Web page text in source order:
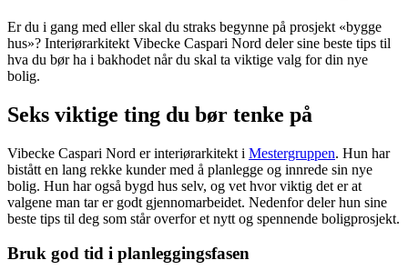
Er du i gang med eller skal du straks begynne på prosjekt «bygge
hus»? Interiørarkitekt Vibecke Caspari Nord deler sine beste tips til
hva du bør ha i bakhodet når du skal ta viktige valg for din nye
bolig.
Seks viktige ting du bør tenke på
Vibecke Caspari Nord er interiørarkitekt i Mestergruppen. Hun har
bistått en lang rekke kunder med å planlegge og innrede sin nye
bolig. Hun har også bygd hus selv, og vet hvor viktig det er at
valgene man tar er godt gjennomarbeidet. Nedenfor deler hun sine
beste tips til deg som står overfor et nytt og spennende boligprosjekt.
Bruk god tid i planleggingsfasen